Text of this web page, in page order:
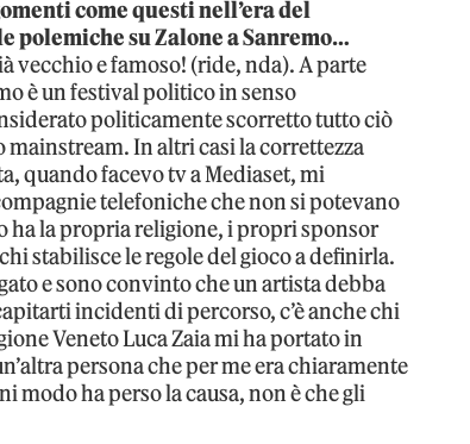
come questi nell’era del
su Zalone a Sanremo…
vecchio e famoso! (ride, nda). A parte
è un festival politico in senso
politicamente scorretto tutto ciò
In altri casi la correttezza
quando facevo tv a Mediaset, mi
telefoniche che non si potevano
ha la propria religione, i propri sponsor
stabilisce le regole del gioco a definirla.
e sono convinto che un artista debba
incidenti di percorso, c’è anche chi
Veneto Luca Zaia mi ha portato in
persona che per me era chiaramente
modo ha perso la causa, non è che gli